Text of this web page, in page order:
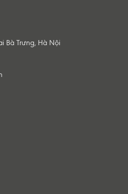
Bà Trưng, Hà Nội